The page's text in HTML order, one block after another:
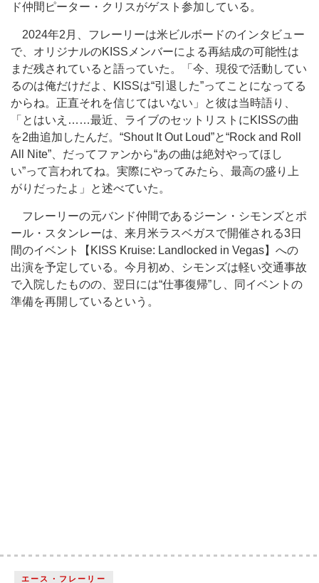
ド仲間ピーター・クリスがゲスト参加している。
2024年2月、フレーリーは米ビルボードのインタビュー
で、オリジナルのKISSメンバーによる再結成の可能性は
まだ残されていると語っていた。「今、現役で活動してい
るのは俺だけだよ、KISSは“引退した”ってことになってる
からね。正直それを信じてはいない」と彼は当時語り、
「とはいえ……最近、ライブのセットリストにKISSの曲
を2曲追加したんだ。“Shout It Out Loud”と“Rock and Roll
All Nite”、だってファンから“あの曲は絶対やってほし
い”って言われてね。実際にやってみたら、最高の盛り上
がりだったよ」と述べていた。
フレーリーの元バンド仲間であるジーン・シモンズとポ
ール・スタンレーは、来月米ラスベガスで開催される3日
間のイベント【KISS Kruise: Landlocked in Vegas】への
出演を予定している。今月初め、シモンズは軽い交通事故
で入院したものの、翌日には“仕事復帰”し、同イベントの
準備を再開しているという。
エース・フレーリー